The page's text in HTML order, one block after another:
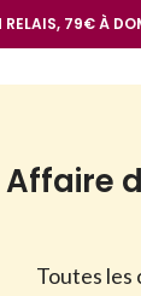
Affaire
Toutes les
RELAIS, 79€ À